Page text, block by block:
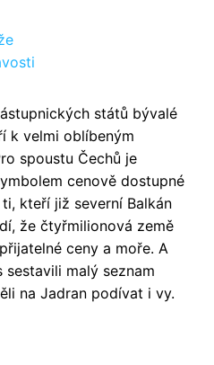
států bývalé
k velmi oblíbeným
spoustu Čechů je
cenově dostupné
kteří již severní Balkán
že čtyřmilionová země
ceny a moře. A
malý seznam
na Jadran podívat i vy.